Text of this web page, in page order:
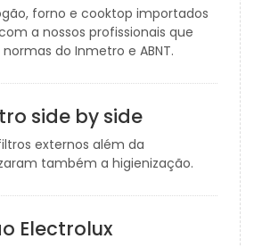
forno e cooktop importados
a nossos profissionais que
do Inmetro e ABNT.
side by side
externos além da
também a higienização.
Electrolux